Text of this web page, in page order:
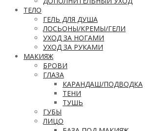
ТЕЛО
ГЕЛЬ ДЛЯ ДУША
ЛОСЬОНЫ/КРЕМЫ/ГЕЛИ
УХОД ЗА НОГАМИ
УХОД ЗА РУКАМИ
МАКИЯЖ
БРОВИ
ГЛАЗА
КАРАНДАШ/ПОДВОДКА
ТЕНИ
ТУШЬ
ГУБЫ
ЛИЦО